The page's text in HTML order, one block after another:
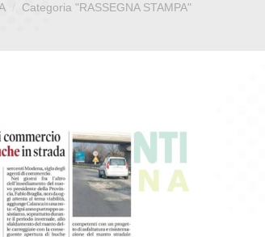
Categoria "RASSEGNA STAMPA"